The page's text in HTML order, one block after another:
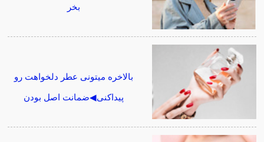
بخر
بالاخره میتونی عطر دلخواهت رو
پیداکنی◀ضمانت اصل بودن